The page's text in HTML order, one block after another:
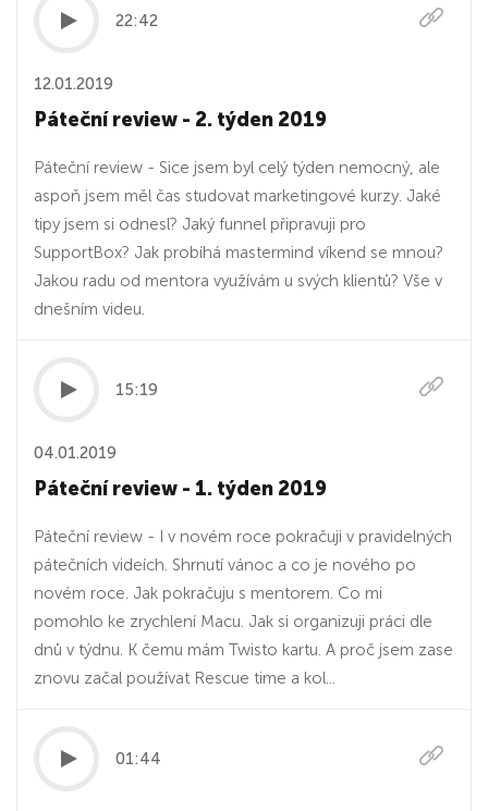
22:42
12.01.2019
Páteční review - 2. týden 2019
Páteční review - Sice jsem byl celý týden nemocný, ale
aspoň jsem měl čas studovat marketingové kurzy. Jaké
tipy jsem si odnesl? Jaký funnel připravuji pro
SupportBox? Jak probíhá mastermind víkend se mnou?
Jakou radu od mentora využívám u svých klientů? Vše v
dnešním videu.
15:19
04.01.2019
Páteční review - 1. týden 2019
Páteční review - I v novém roce pokračuji v pravidelných
pátečních videích. Shrnutí vánoc a co je nového po
novém roce. Jak pokračuju s mentorem. Co mi
pomohlo ke zrychlení Macu. Jak si organizuji práci dle
dnů v týdnu. K čemu mám Twisto kartu. A proč jsem zase
znovu začal používat Rescue time a kol...
01:44